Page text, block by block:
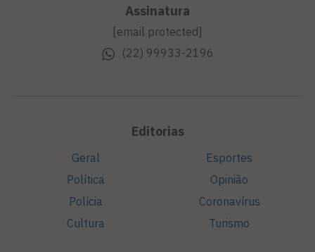
Assinatura
[email protected]
(22) 99933-2196
Editorias
Geral
Política
Polícia
Cultura
Esportes
Opinião
Coronavírus
Turismo